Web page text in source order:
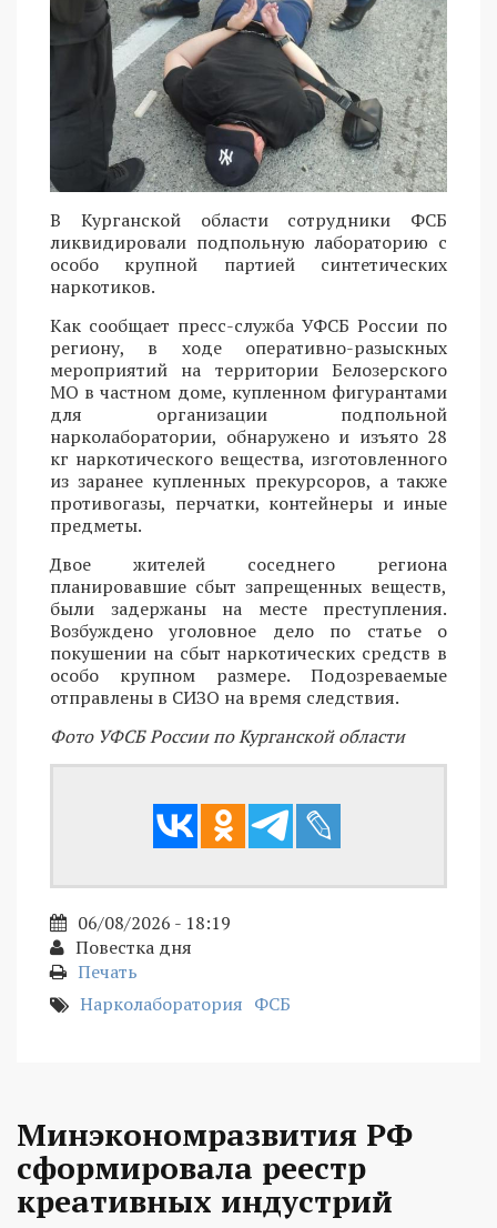
В Курганской области сотрудники ФСБ
ликвидировали подпольную лабораторию с
особо крупной партией синтетических
наркотиков.
Как сообщает пресс-служба УФСБ России по
региону, в ходе оперативно-разыскных
мероприятий на территории Белозерского
МО в частном доме, купленном фигурантами
для организации подпольной
нарколаборатории, обнаружено и изъято 28
кг наркотического вещества, изготовленного
из заранее купленных прекурсоров, а также
противогазы, перчатки, контейнеры и иные
предметы.
Двое жителей соседнего региона
планировавшие сбыт запрещенных веществ,
были задержаны на месте преступления.
Возбуждено уголовное дело по статье о
покушении на сбыт наркотических средств в
особо крупном размере. Подозреваемые
отправлены в СИЗО на время следствия.
Фото УФСБ России по Курганской области
06/08/2026 - 18:19
Повестка дня
Печать
Нарколаборатория ФСБ
Минэкономразвития РФ
сформировала реестр
креативных индустрий